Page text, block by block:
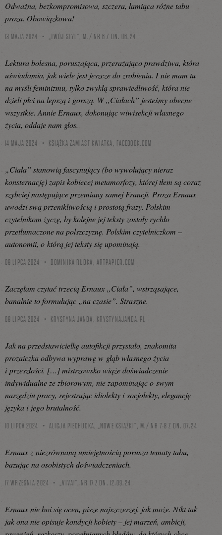
Odważna, bezkompromisowa, szczera, łamiąca różne tabu
proza. Obowiązkowa!
13 MAJA 2024 „TWÓJ STYL”, M./ NR 6 Z DN. 06.24
Lektura bolesna, poruszająca, przerażająco prawdziwa, która
uświadamia, jak wiele jest jeszcze do zrobienia. I nie mam tu
na myśli feminizmu, tylko zwykłą sprawiedliwość, która nie
dzieli płci na lepszą i gorszą. W „Ciałach” jesteśmy obecne
wszystkie. Annie Ernaux, dokonując wiwisekcji własnego
życia, oddaje nam głos.
14 MAJA 2024 KSIĄŻKA ZAMIAST KWIATKA, FACEBOOK.COM
„Ciała” stanowią fascynujący (bo wywołujący nieraz
konsternację) zapis kobiecej metamorfozy, której tłem są coraz
szybciej następujące przemiany samej Francji. Proza Ernaux
uwodzi swą przenikliwością i prostotą frazy. Polskim
czytelnikom życzę, by kolejne jej teksty zostały rychło
przetłumaczone na polszczyznę. Polskim czytelniczkom –
autonomii, o którą jej teksty się upominają.
09 LIPCA 2024 DOMINIKA RUDKA, ARTPAPIER.COM
Zaczęłam czytać trzecią Ernaux „Ciała”, wstrząsające,
banalnie to formułując „na czasie”. Straszne.
09 LIPCA 2024 KRYSTYNA JANDA, KRYSTYNAJANDA.PL
Jak na przedstawicielkę autofikcji przystało, znakomita
prozaiczka odbywa wyprawę w głąb własnego życia
i przeszłości. […] mistrzowsko wiąże doświadczenie
indywidualne ze zbiorowym, nie zapominając o swym
narzędziu pracy, rejestrując idiolekty i socjolekty, elegancję
języka i jego brutalność.
10 LIPCA 2024 ALICJA PIECHUCKA, „NOWE KSIĄŻKI”, M./ NR 7-8 Z DN. 07.24
Ernaux z niezrównaną umiejętnością porusza tematy tabu,
bazując na osobistych doświadczeniach.
17 WRZEŚNIA 2024 „VIVA!”, NR 17 Z DN. 12.09.24
Ernaux nie boi się ocen, pisze najszczerzej, jak może. Nikt tak
jak ona nie opisuje kondycji kobiety – jej marzeń, ambicji,